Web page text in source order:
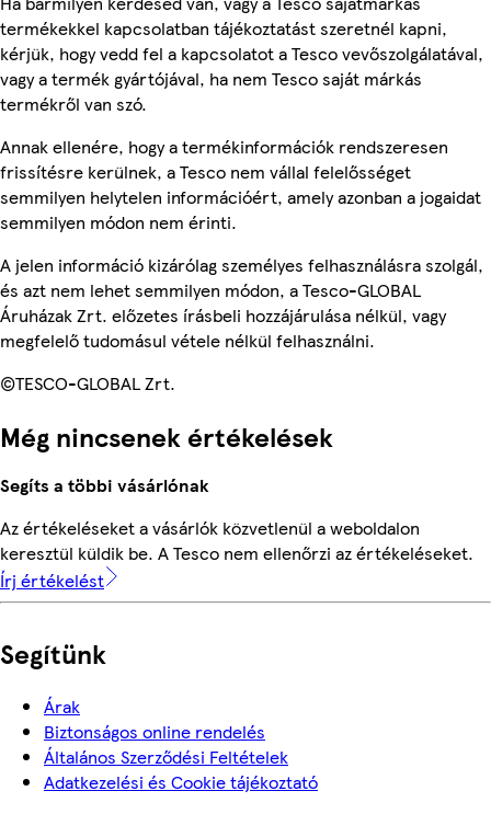
termékekkel kapcsolatban tájékoztatást szeretnél kapni,
kérjük, hogy vedd fel a kapcsolatot a Tesco vevőszolgálatával,
vagy a termék gyártójával, ha nem Tesco saját márkás
termékről van szó.
Annak ellenére, hogy a termékinformációk rendszeresen
frissítésre kerülnek, a Tesco nem vállal felelősséget
semmilyen helytelen információért, amely azonban a jogaidat
semmilyen módon nem érinti.
A jelen információ kizárólag személyes felhasználásra szolgál,
és azt nem lehet semmilyen módon, a Tesco-GLOBAL
Áruházak Zrt. előzetes írásbeli hozzájárulása nélkül, vagy
megfelelő tudomásul vétele nélkül felhasználni.
©TESCO-GLOBAL Zrt.
Még nincsenek értékelések
Segíts a többi vásárlónak
Az értékeléseket a vásárlók közvetlenül a weboldalon
keresztül küldik be. A Tesco nem ellenőrzi az értékeléseket.
Írj értékelést
Segítünk
Árak
Biztonságos online rendelés
Általános Szerződési Feltételek
Adatkezelési és Cookie tájékoztató